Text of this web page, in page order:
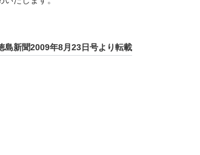
島新聞2009年8月23日号より転載